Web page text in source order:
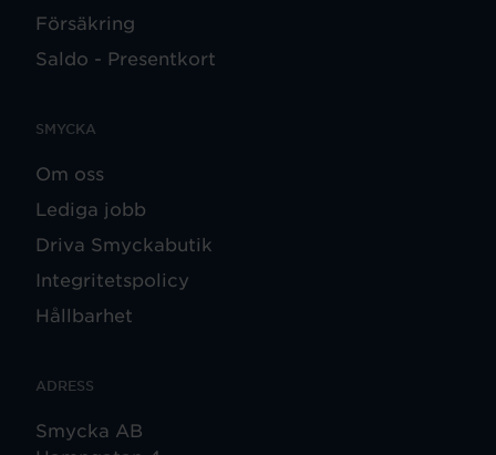
Försäkring
Saldo - Presentkort
SMYCKA
Om oss
Lediga jobb
Driva Smyckabutik
Integritetspolicy
Hållbarhet
ADRESS
Smycka AB